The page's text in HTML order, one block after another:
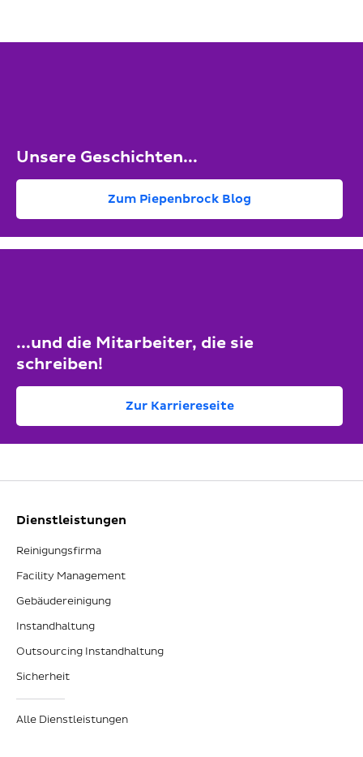
Unsere Geschichten...
Zum Piepenbrock Blog
...und die Mitarbeiter, die sie
schreiben!
Zur Karriereseite
Dienstleistungen
Reinigungsfirma
Facility Management
Gebäudereinigung
Instandhaltung
Outsourcing Instandhaltung
Sicherheit
Alle Dienstleistungen